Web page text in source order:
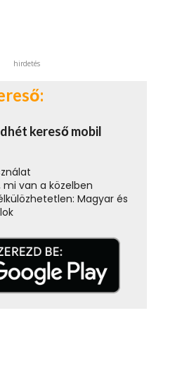
hirdetés
kereső mobil
van a közelben
Magyar és